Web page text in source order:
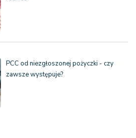
PCC od niezgłoszonej pożyczki - czy
zawsze występuje?